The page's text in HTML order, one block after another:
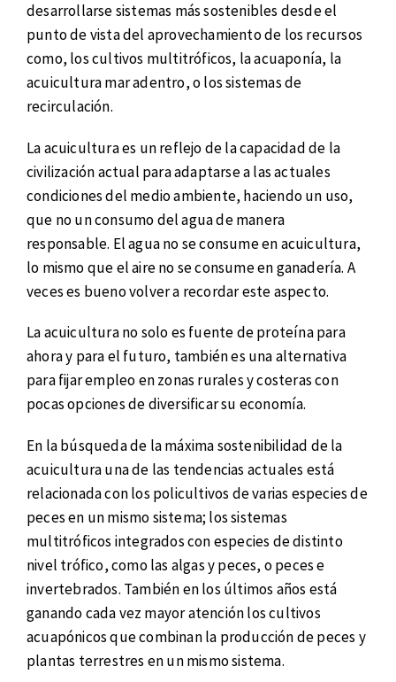
desarrollarse sistemas más sostenibles desde el
punto de vista del aprovechamiento de los recursos
como, los cultivos multitróficos, la acuaponía, la
acuicultura mar adentro, o los sistemas de
recirculación.
La acuicultura es un reflejo de la capacidad de la
civilización actual para adaptarse a las actuales
condiciones del medio ambiente, haciendo un uso,
que no un consumo del agua de manera
responsable. El agua no se consume en acuicultura,
lo mismo que el aire no se consume en ganadería. A
veces es bueno volver a recordar este aspecto.
La acuicultura no solo es fuente de proteína para
ahora y para el futuro, también es una alternativa
para fijar empleo en zonas rurales y costeras con
pocas opciones de diversificar su economía.
En la búsqueda de la máxima sostenibilidad de la
acuicultura una de las tendencias actuales está
relacionada con los policultivos de varias especies de
peces en un mismo sistema; los sistemas
multitróficos integrados con especies de distinto
nivel trófico, como las algas y peces, o peces e
invertebrados. También en los últimos años está
ganando cada vez mayor atención los cultivos
acuapónicos que combinan la producción de peces y
plantas terrestres en un mismo sistema.